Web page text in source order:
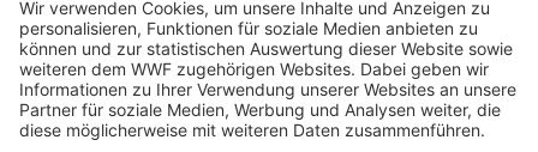
Ihre Spende kann steuerlich geltend gemacht werden
Registriert als Stiftung WWF Deutschland, Senatsverwaltung für
Justiz Berlin, Az: 3416/976/2
Umsatzsteuer-Identifikationsnummer: DE 114236103